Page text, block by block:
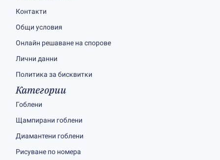
Контакти
Общи условия
Онлайн решаване на спорове
Лични данни
Политика за бисквитки
Категории
Гоблени
Щампирани гоблени
Диамантени гоблени
Рисуване по номера